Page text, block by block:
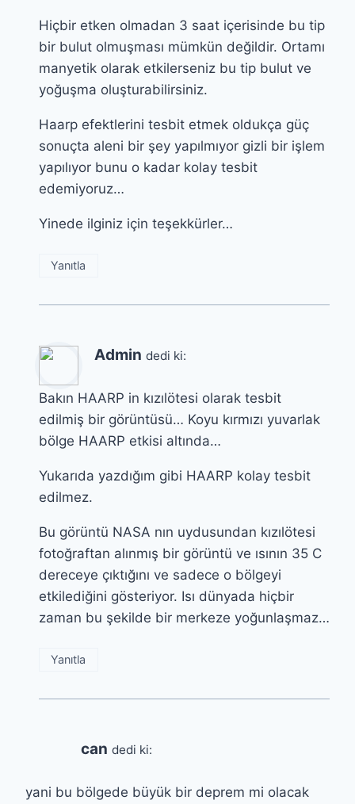
Hiçbir etken olmadan 3 saat içerisinde bu tip
bir bulut olmuşması mümkün değildir. Ortamı
manyetik olarak etkilerseniz bu tip bulut ve
yoğuşma oluşturabilirsiniz.
Haarp efektlerini tesbit etmek oldukça güç
sonuçta aleni bir şey yapılmıyor gizli bir işlem
yapılıyor bunu o kadar kolay tesbit
edemiyoruz…
Yinede ilginiz için teşekkürler…
Yanıtla
Admin dedi ki:
Bakın HAARP in kızılötesi olarak tesbit
edilmiş bir görüntüsü… Koyu kırmızı yuvarlak
bölge HAARP etkisi altında…
Yukarıda yazdığım gibi HAARP kolay tesbit
edilmez.
Bu görüntü NASA nın uydusundan kızılötesi
fotoğraftan alınmış bir görüntü ve ısının 35 C
dereceye çıktığını ve sadece o bölgeyi
etkilediğini gösteriyor. Isı dünyada hiçbir
zaman bu şekilde bir merkeze yoğunlaşmaz…
Yanıtla
can dedi ki:
yani bu bölgede büyük bir deprem mi olacak